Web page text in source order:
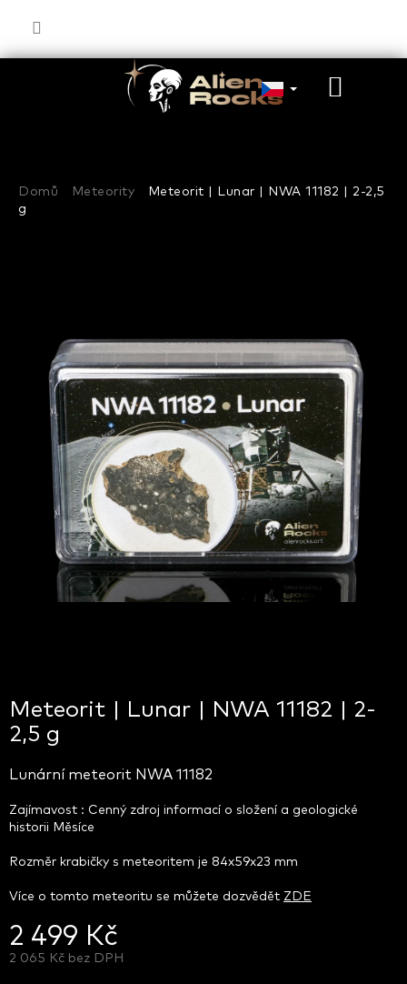
Domů Meteority
Meteorit | Lunar | NWA 11182 | 2-2,5
g
Meteorit | Lunar | NWA 11182 | 2-
2,5 g
2 499 Kč
2 065 Kč bez DPH
Lunární meteorit NWA 11182
Zajímavost : Cenný zdroj informací o složení a geologické
historii Měsíce
Rozměr krabičky s meteoritem je 84x59x23 mm
Více o tomto meteoritu se můžete dozvědět ZDE